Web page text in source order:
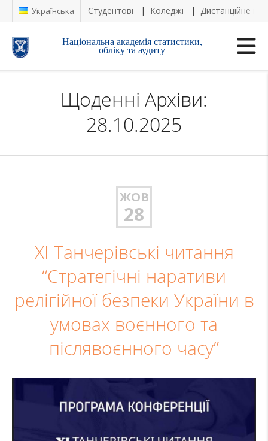
Українська Студентові Коледжі Дистанційне
Національна академія статистики,
обліку та аудиту
Щоденні Архіви:
28.10.2025
ЖОВ
28
XI Танчерівські читання
“Стратегічні наративи
релігійної безпеки України в
умовах воєнного та
післявоєнного часу”